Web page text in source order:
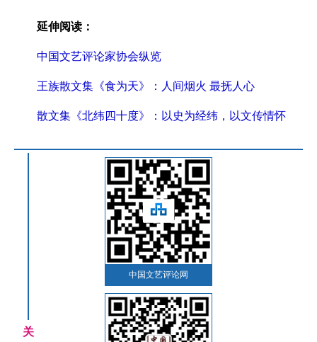
延伸阅读：
中国文艺评论家协会纵览
王族散文集《食为天》：人间烟火 最抚人心
散文集《北纬四十度》：以史为经纬，以文传情怀
关
中国文艺评论网